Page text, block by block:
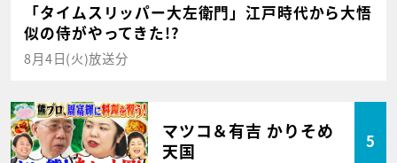
「タイムスリッパー大左衛門」江戸時代から大悟
似の侍がやってきた!?
8月4日(火)放送分
マツコ＆有吉 かりそめ
天国
5